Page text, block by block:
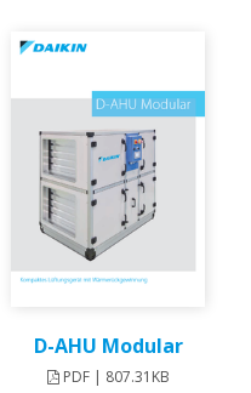
D-AHU Modular
PDF | 807.31KB